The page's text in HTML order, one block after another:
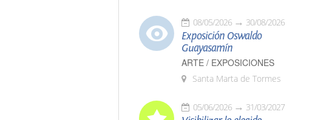
08/05/2026 30/08/2026
Exposición Oswaldo
Guayasamín
ARTE / EXPOSICIONES
Santa Marta de Tormes
05/06/2026 31/03/2027